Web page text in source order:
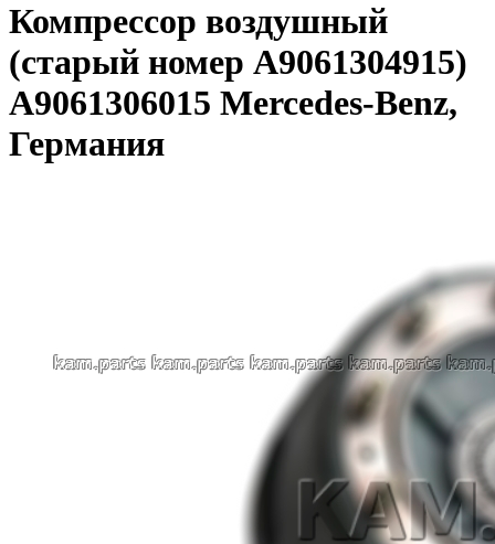
Компрессор воздушный
(старый номер A9061304915)
A9061306015 Mercedes-Benz,
Германия